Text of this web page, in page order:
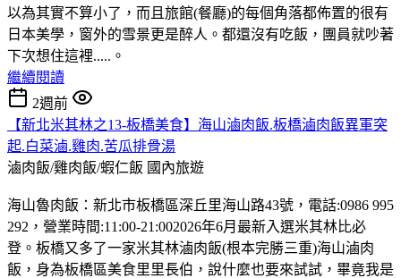
以為其實不算小了，而且旅館(餐廳)的每個角落都佈置的很有
日本美學，窗外的雪景更是醉人。都還沒有吃飯，團員就吵著
下次想住這裡.....。
繼續閱讀
2週前
【新北米其林之13-板橋美食】海山滷肉飯.板橋滷肉飯異軍突
起.白菜滷.雞肉.苦瓜排骨湯
滷肉飯/雞肉飯/蝦仁飯 國內旅遊
海山魯肉飯：新北市板橋區深丘里海山路43號，電話:0986 995
292，營業時間:11:00-21:002026年6月最新入選米其林比必
登。板橋又多了一家米其林滷肉飯(根本完勝三重)海山滷肉
飯，身為板橋區美食里里長伯，說什麼也要來試試，畢竟我是